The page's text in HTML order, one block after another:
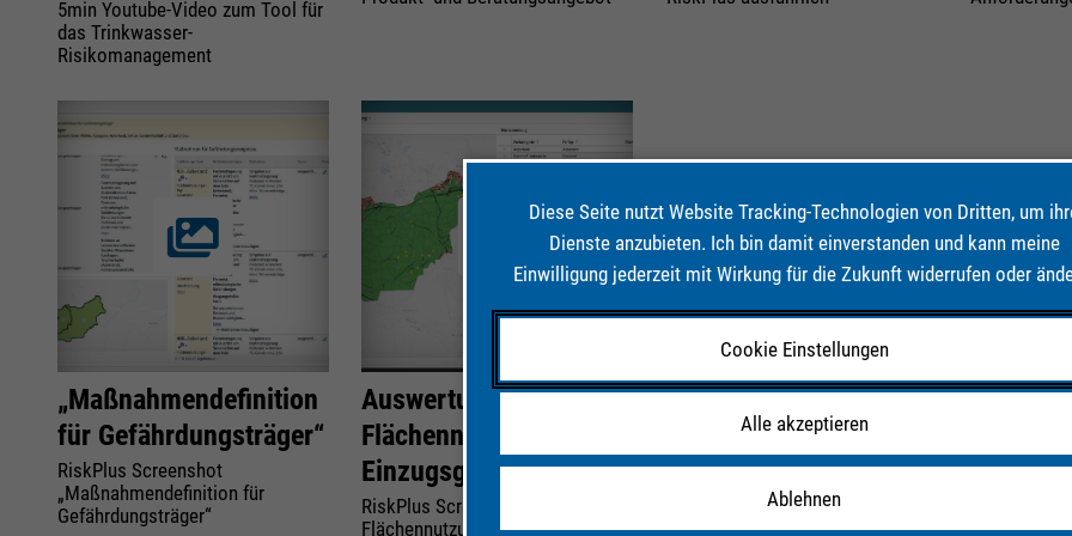
5min Youtube-Video zum Tool für
das Trinkwasser-
Risikomanagement
„Maßnahmendefinition
für Gefährdungsträger“
RiskPlus Screenshot
„Maßnahmendefinition für
Gefährdungsträger“
Auswertung
Flächennutzung in
Einzugsgebiet
RiskPlus Screenshot „Auswertung
Flächennutzung in Einzugsgebiet“
Diese Seite nutzt Website Tracking-Technologien von Dritten, um
Dienste anzubieten. Ich bin damit einverstanden und kann meine
Einwilligung jederzeit mit Wirkung für die Zukunft widerrufen oder
Cookie Einstellungen
Alle akzeptieren
Ablehnen